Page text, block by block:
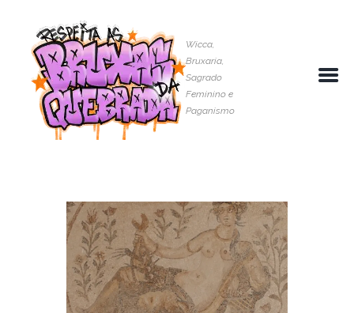
Wicca,
Bruxaria,
Sagrado
Feminino e
Paganismo